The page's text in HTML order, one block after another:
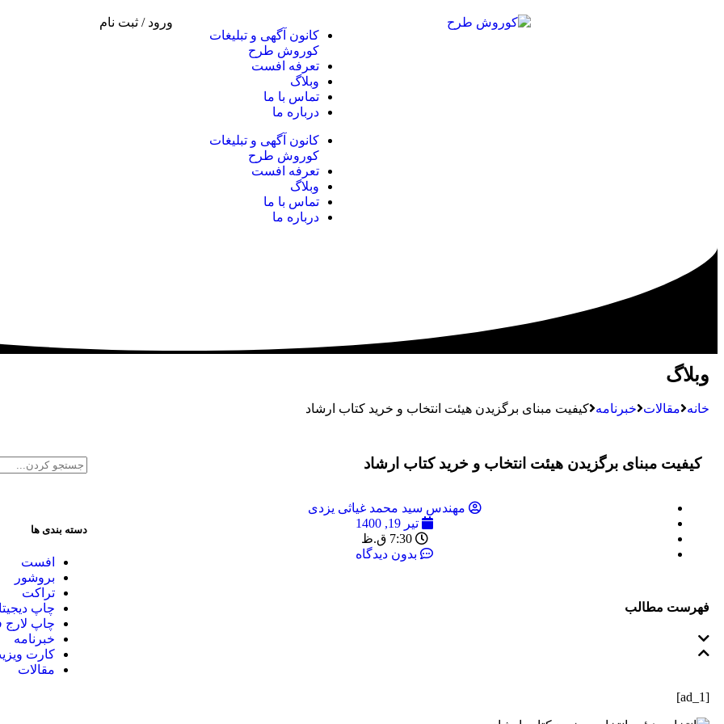
کانون آگهی و تبلیغات
کوروش طرح
تعرفه افست
وبلاگ
تماس با ما
درباره ما
کانون آگهی و تبلیغات
کوروش طرح
تعرفه افست
وبلاگ
تماس با ما
درباره ما
ورود / ثبت نام
وبلاگ
خانه مقالات خبرنامه کیفیت مبنای برگزیدن هیئت انتخاب و خرید کتاب ارشاد
کیفیت مبنای برگزیدن هیئت انتخاب و خرید کتاب ارشاد
مهندس سید محمد غیاثی یزدی
تیر 19, 1400
7:30 ق.ظ
بدون دیدگاه
فهرست مطالب
[ad_1]
دسته بندی ها
افست
بروشور
تراکت
چاپ
چاپ
خبرنامه
کارت
مقالات